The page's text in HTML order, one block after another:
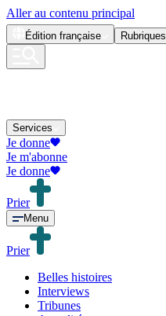
Aller au contenu principal
Édition française Rubriques
Services
Je donne
Je m'abonne
Je donne
Prier
Menu
Prier
Belles histoires
Interviews
Tribunes